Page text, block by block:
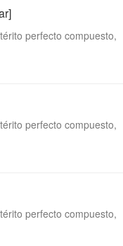
perfecto compuesto,
perfecto compuesto,
perfecto compuesto,